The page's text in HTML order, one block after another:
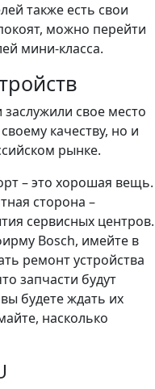
также есть свои
можно перейти
мини-класса.
свое место
качеству, но и
рынке.
– это хорошая вещь.
сторона –
сервисных центров.
Bosch, имейте в
ремонт устройства
запчасти будут
будете ждать их
насколько